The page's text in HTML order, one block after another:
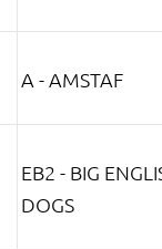
A - AMSTAF
EB2 - BIG
DOGS